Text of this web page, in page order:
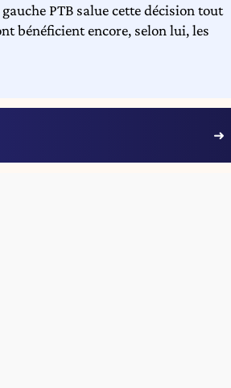
PTB salue cette décision tout
bénéficient encore, selon lui, les